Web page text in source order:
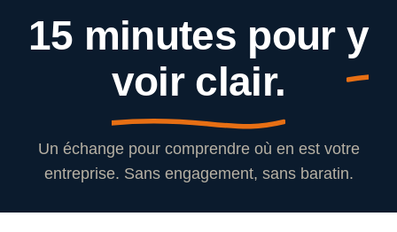
15 minutes pour y
voir clair.
Un échange pour comprendre où en est votre
entreprise. Sans engagement, sans baratin.